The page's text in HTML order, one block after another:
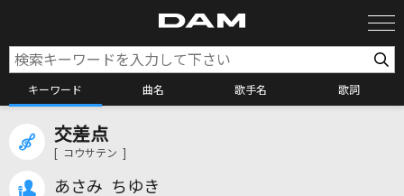
キーワード 曲名 歌手名 歌詞
交差点
[ コウサテン ]
あさみ ちゆき